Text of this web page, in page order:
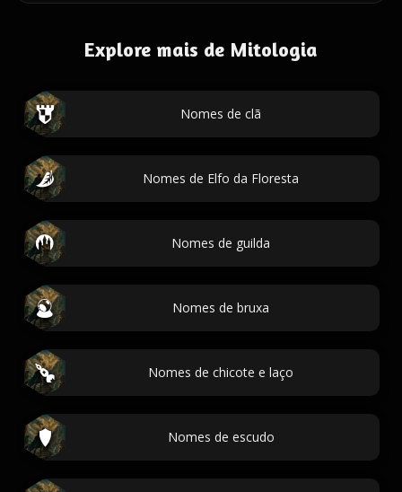
Explore mais de Mitologia
Nomes de clã
Nomes de Elfo da Floresta
Nomes de guilda
Nomes de bruxa
Nomes de chicote e laço
Nomes de escudo